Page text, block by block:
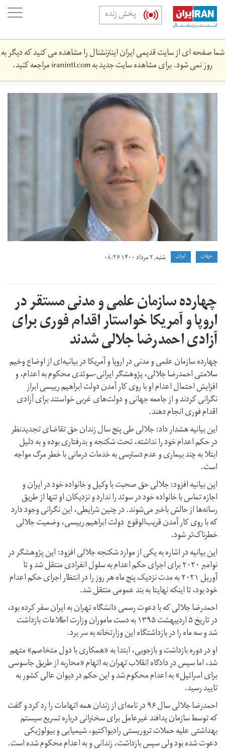
Skip
main
content
پخش زنده
شما صفحه ای از سایت قدیمی ایران اینترنشنال را مشاهده می کنید که دیگر به
روز نمی شود. برای مشاهده سایت جدید بهiranintl.comمراجعه کنید.
ahmadreza-
jalali-
343434-
a_0_0.jpeg
جهان ايران شنبه, ۲ مرداد ۱۴۰۰ ۰۸:۲۶
چهارده سازمان علمی و مدنی مستقر در
اروپا و آمریکا خواستار اقدام فوری برای
آزادی احمدرضا جلالی شدند
چهارده سازمان علمی و مدنی در اروپا و آمریکا در بیانیه‌ای از اوضاع وخیم
سلامتی احمدرضا جلالی، پژوهشگر ایرانی-سوئدی محکوم به اعدام، و
افزایش احتمال اعدام او با روی کار آمدن دولت ابراهیم رییسی ابراز
نگرانی کردند و از جامعه جهانی و دولت‌های غربی خواستند برای آزادی
اقدام فوری انجام دهند.
این بیانیه هشدار داد: جلالی طی پنج سال زندان حق تقاضای تجدیدنظر
در حکم اعدام خود را نداشته، تحت شکنجه و بدرفتاری بوده و به دلیل
ابتلا به چند بیماری و عدم دسترسی به خدمات درمانی با خطر مرگ مواجه
است.
این بیانیه افزود: جلالی حق صحبت با وکیل و خانواده خود در ایران و
اجازه تماس با خانواده خود در سوئد را ندارد و نزدیکان او تنها از طریق
رسانه‌ها از حالش باخبر می‌شوند. در چنین شرایطی، این نگرانی وجود دارد
که با روی کار آمدن قریب‌الوقوع دولت ابراهیم رییسی، وضعیت جلالی
خطرناک‌تر شود.
این بیانیه در اشاره به یکی از موارد شکنجه جلالی افزود: این پژوهشگر در
نوامبر ۲۰۲۰ برای اجرای حکم اعدام به سلول انفرادی منتقل شد و تا
آوریل ۲۰۲۱ به مدت نزدیک پنج ماه هر روز را در انتظار اجرای حکم اعدام
خود بود، تا اینکه نهایتا به بند عمومی منتقل شد.
احمدرضا جلالی که با دعوت رسمی دانشگاه تهران به ایران سفر کرده بود،
در تاریخ ۵ اردیبهشت ۱۳۹۵ به دست ماموران وزارت اطلاعات بازداشت
شد و سه ماه را در بازداشتگاه این وزارتخانه به سر برد.
او در دوره بازداشت و بازجویی، ابتدا به «همکاری با دول متخاصم» متهم
شد، اما سپس در دادگاه انقلاب تهران به اتهام «محاربه از طریق جاسوسی
برای اسرائیل» به اعدام محکوم شد و این حکم در دیوان عالی کشور به
تایید رسید.
احمدرضا جلالی سال ۹۶ در نامه‌ای از زندان همه اتهامات را رد کرد و گفت
که توسط سازمان پدافند غیرعامل برای سخنرانی درباره تسریع سیستم
بهداشتی علیه حملات تروریستی رادیواکتیو، شیمیایی و بیولوژیکی
دعوت شده بود ولی سپس بازداشت، زندانی و به اعدام محکوم شده است.